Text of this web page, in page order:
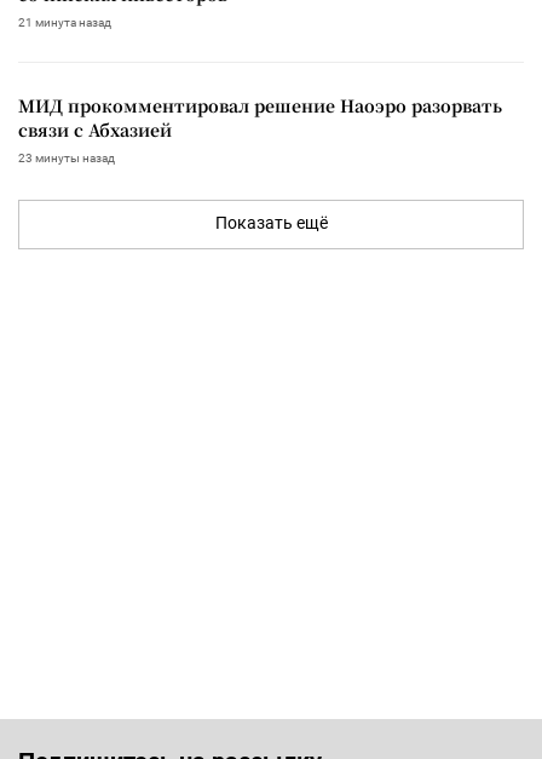
21 минута назад
МИД прокомментировал решение Наоэро разорвать
связи с Абхазией
23 минуты назад
Показать ещё